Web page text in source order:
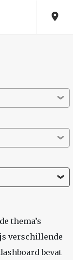
thema’s
verschillende
bevat